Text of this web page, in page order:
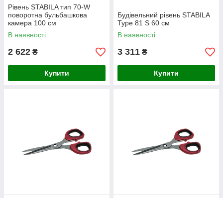
Рівень STABILA тип 70-W
поворотна бульбашкова
камера 100 см
В наявності
2 622 ₴
Купити
Будівельний рівень STABILA
Type 81 S 60 см
В наявності
3 311 ₴
Купити